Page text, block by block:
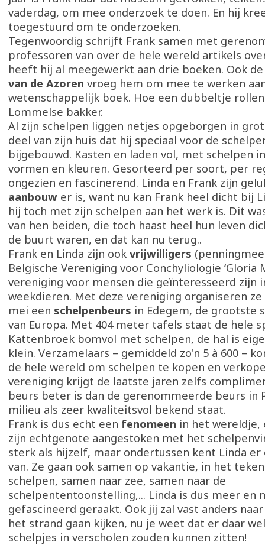
vaderdag, om mee onderzoek te doen. En hij
toegestuurd om te onderzoeken.
Tegenwoordig schrijft Frank samen met
professoren van over de hele wereld artikels
heeft hij al meegewerkt aan drie boeken. Ook
van de Azoren vroeg hem om mee te werken
wetenschappelijk boek. Hoe een dubbeltje
Lommelse bakker.
Al zijn schelpen liggen netjes opgeborgen in
deel van zijn huis dat hij speciaal voor de
bijgebouwd. Kasten en laden vol, met schelpen
vormen en kleuren. Gesorteerd per soort, per
ongezien en fascinerend. Linda en Frank zijn
aanbouw er is, want nu kan Frank heel dicht bij
hij toch met zijn schelpen aan het werk is. Dit
van hen beiden, die toch haast heel hun leven
de buurt waren, en dat kan nu terug..
Frank en Linda zijn ook vrijwilligers
Belgische Vereniging voor Conchyliologie ‘Gloria
vereniging voor mensen die geïnteresseerd zijn
weekdieren. Met deze vereniging organiseren
mei een schelpenbeurs in Edegem, de grootste
van Europa. Met 404 meter tafels staat de hele
Kattenbroek bomvol met schelpen, de hal is
klein. Verzamelaars – gemiddeld zo'n 5 à 600 –
de hele wereld om schelpen te kopen en
vereniging krijgt de laatste jaren zelfs
beurs beter is dan de gerenommeerde beurs in
milieu als zeer kwaliteitsvol bekend staat.
Frank is dus echt een fenomeen in het
zijn echtgenote aangestoken met het
sterk als hijzelf, maar ondertussen kent Linda er
van. Ze gaan ook samen op vakantie, in het
schelpen, samen naar zee, samen naar de
schelpententoonstelling,... Linda is dus meer en
gefascineerd geraakt. Ook jij zal vast anders
het strand gaan kijken, nu je weet dat er daar
schelpjes in verscholen zouden kunnen zitten!